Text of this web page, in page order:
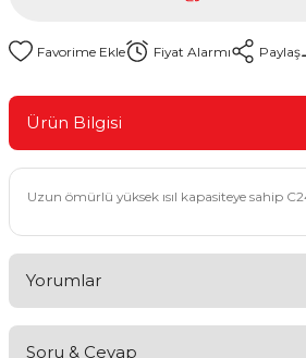
Fiyat Alarmı Paylaş
Ürün Bilgisi
Uzun ömürlü yüksek ısıl kapasiteye sahip
Yorumlar
Soru & Cevap